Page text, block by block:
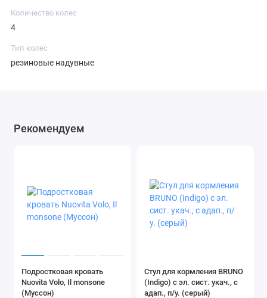
Количество колес
4
Тип колес
резиновые надувные
Рекомендуем
Подростковая кровать
Nuovita Volo, Il monsone
(Муссон)
Стул для кормления BRUNO
(Indigo) с эл. сист. укач., с
адап., п/у. (серый)